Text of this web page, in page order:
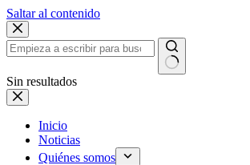
Saltar al contenido
Sin resultados
Inicio
Noticias
Quiénes somos